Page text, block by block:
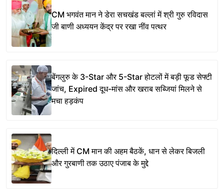
CM भगवंत मान ने डेरा सचखंड बल्लां में श्री गुरु रविदास
जी बाणी अध्ययन केंद्र पर रखा नींव पत्थर
बेंगलुरु के 3-Star और 5-Star होटलों में बड़ी फूड सेफ्टी
जांच, Expired दूध-मांस और खराब सब्जियां मिलने से
मचा हड़कंप
दिल्ली में CM मान की अहम बैठकें, धान से लेकर बिजली
और गुरबाणी तक उठाए पंजाब के मुद्दे